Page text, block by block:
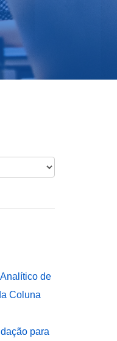
de
Coluna
para